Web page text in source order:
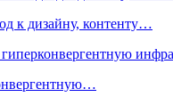
к дизайну, контенту…